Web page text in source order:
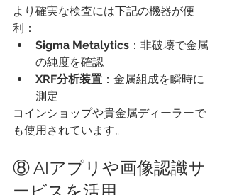
より確実な検査には下記の機器が便
利：
Sigma Metalytics ：非破壊で金属
の純度を確認
XRF分析装置 ：金属組成を瞬時に
測定
コインショップや貴金属ディーラーで
も使用されています。
⑧ AIアプリや画像認識サ
ービスを活用